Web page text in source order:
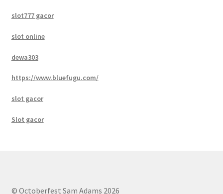
slot777 gacor
slot online
dewa303
https://www.bluefugu.com/
slot gacor
Slot gacor
© Octoberfest Sam Adams 2026